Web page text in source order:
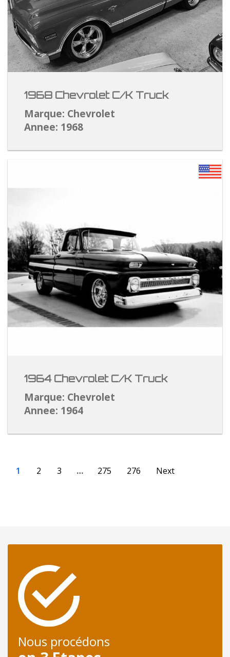
1968 Chevrolet C/K Truck
Marque: Chevrolet
Annee: 1968
1964 Chevrolet C/K Truck
Marque: Chevrolet
Annee: 1964
1 2 3 … 275 276 Next
Nous procédons